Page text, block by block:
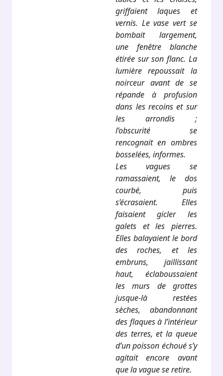
griffaient laques et
vernis. Le vase vert se
bombait largement,
une fenêtre blanche
étirée sur son flanc. La
lumière repoussait la
noirceur avant de se
répande à profusion
dans les recoins et sur
les arrondis ;
l’obscurité se
rencognait en ombres
bosselées, informes.
Les vagues se
ramassaient, le dos
courbé, puis
s’écrasaient. Elles
faisaient gicler les
galets et les pierres.
Elles balayaient le bord
des roches, et les
embruns, jaillissant
haut, éclaboussaient
les murs de grottes
jusque-là restées
sèches, abandonnant
des flaques à l’intérieur
des terres, et la queue
d’un poisson échoué s’y
agitait encore avant
que la vague se retire.